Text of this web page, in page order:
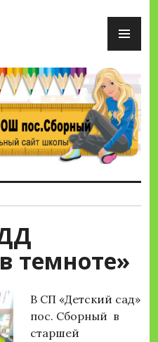
пос.Сборный
темноте»
В СП «Детский сад»
пос. Сборный в
старшей